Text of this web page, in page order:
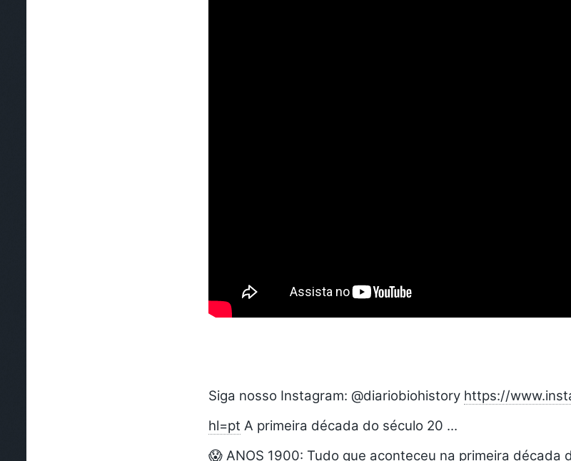
Siga nosso Instagram: @diariobiohistory https://
hl=pt A primeira década do século 20 ...
😱 ANOS 1900: Tudo que aconteceu na primeira década